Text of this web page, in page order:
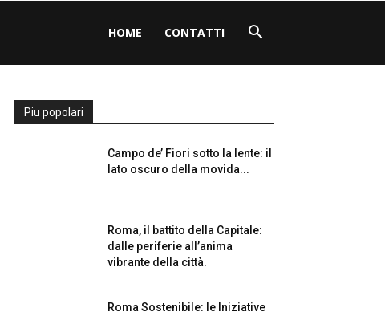
HOME CONTATTI
Piu popolari
Campo de’ Fiori sotto la lente: il
lato oscuro della movida...
Roma, il battito della Capitale:
dalle periferie all’anima
vibrante della città.
Roma Sostenibile: le Iniziative